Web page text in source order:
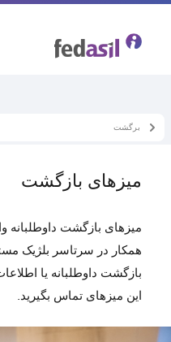
همه موضوعات
میزهای بازگشت
برگشت
میزهای بازگشت
همکار در سرتاسر بلژیک
بازگشت داوطلبانه یا
این میزهای تماس بگیرید.